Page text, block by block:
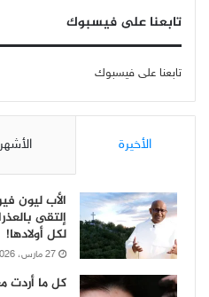
تابعنا على فيسبوك
تابعنا على فيسبوك
الأخيرة الأشهر
الأب ليون
إلتقى
لكل أولادها!
27 مارس، 2026
كل ما أردت